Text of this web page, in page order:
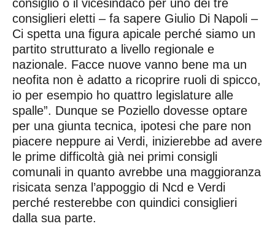
consiglio o il vicesindaco per uno dei tre
consiglieri eletti – fa sapere Giulio Di Napoli –
Ci spetta una figura apicale perché siamo un
partito strutturato a livello regionale e
nazionale. Facce nuove vanno bene ma un
neofita non è adatto a ricoprire ruoli di spicco,
io per esempio ho quattro legislature alle
spalle”. Dunque se Poziello dovesse optare
per una giunta tecnica, ipotesi che pare non
piacere neppure ai Verdi, inizierebbe ad avere
le prime difficoltà già nei primi consigli
comunali in quanto avrebbe una maggioranza
risicata senza l’appoggio di Ncd e Verdi
perché resterebbe con quindici consiglieri
dalla sua parte.